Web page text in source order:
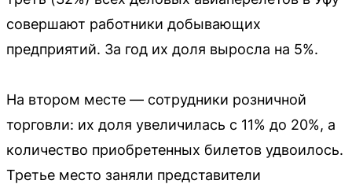
совершают работники добывающих
предприятий. За год их доля выросла на 5%.
На втором месте — сотрудники розничной
торговли: их доля увеличилась с 11% до 20%, а
количество приобретенных билетов удвоилось.
Третье место заняли представители